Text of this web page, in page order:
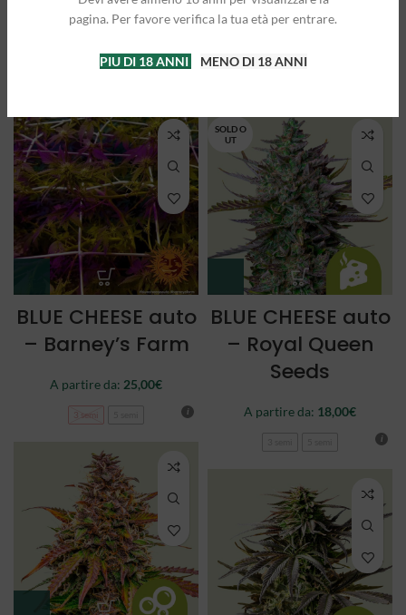
pagina. Per favore verifica la tua età per entrare.
PIU DI 18 ANNI MENO DI 18 ANNI
Queen Seeds
A partire da:25,00€
Queen Seeds
BLUE CHEESE auto
– Barney’s Farm
A partire da: 25,00€
3 semi
SOLD O
UT
BLUE CHEESE auto
– Royal Queen
Seeds
A partire da: 18,00€